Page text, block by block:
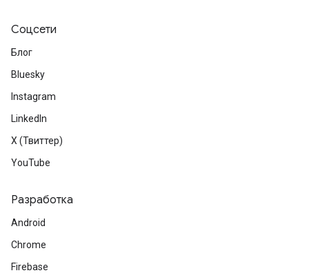
Соцсети
Блог
Bluesky
Instagram
LinkedIn
X (Твиттер)
YouTube
Разработка
Android
Chrome
Firebase